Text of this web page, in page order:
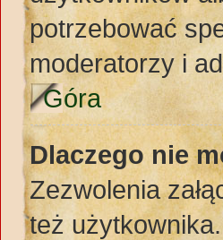
potrzebować
moderatorzy i
Góra
Dlaczego nie
Zezwolenia
też